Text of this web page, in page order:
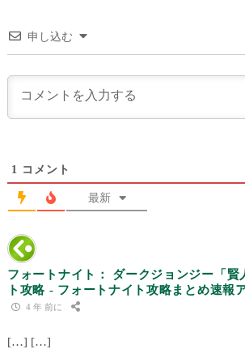
申し込む
1 コメント
最新
フォートナイト： ダークジョンジー「賢
ト攻略 - フォートナイト攻略まとめ速報
4 年 前に
[…] […]